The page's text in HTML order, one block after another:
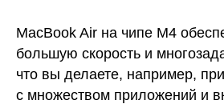
MacBook Air на чипе M4
большую скорость и
что вы делаете, например,
с множеством приложений и